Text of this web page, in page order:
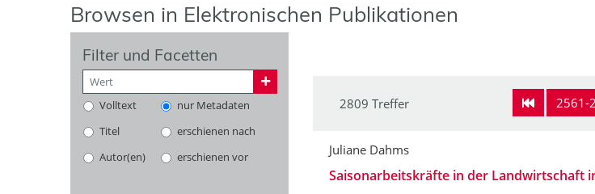
Browsen in Elektronischen Publikationen
Filter und Facetten
Volltext
nur Metadaten
Titel
erschienen nach
Autor(en)
erschienen vor
2561-
2809 Treffer
Juliane Dahms
Saisonarbeitskräfte in der Landwirtschaft